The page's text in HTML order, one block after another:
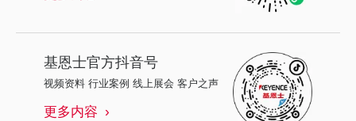
基恩士官方抖音号
视频资料 行业案例 线上展会 客户之声
更多内容